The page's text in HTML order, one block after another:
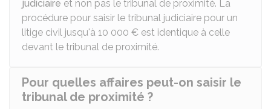
judiciaire et non pas le tribunal de proximité. La
procédure pour saisir le tribunal judiciaire pour un
litige civil jusqu'à 10 000 € est identique à celle
devant le tribunal de proximité.
Pour quelles affaires peut-on saisir le
tribunal de proximité ?